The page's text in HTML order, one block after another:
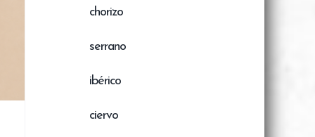
chorizo
serrano
ibérico
ciervo